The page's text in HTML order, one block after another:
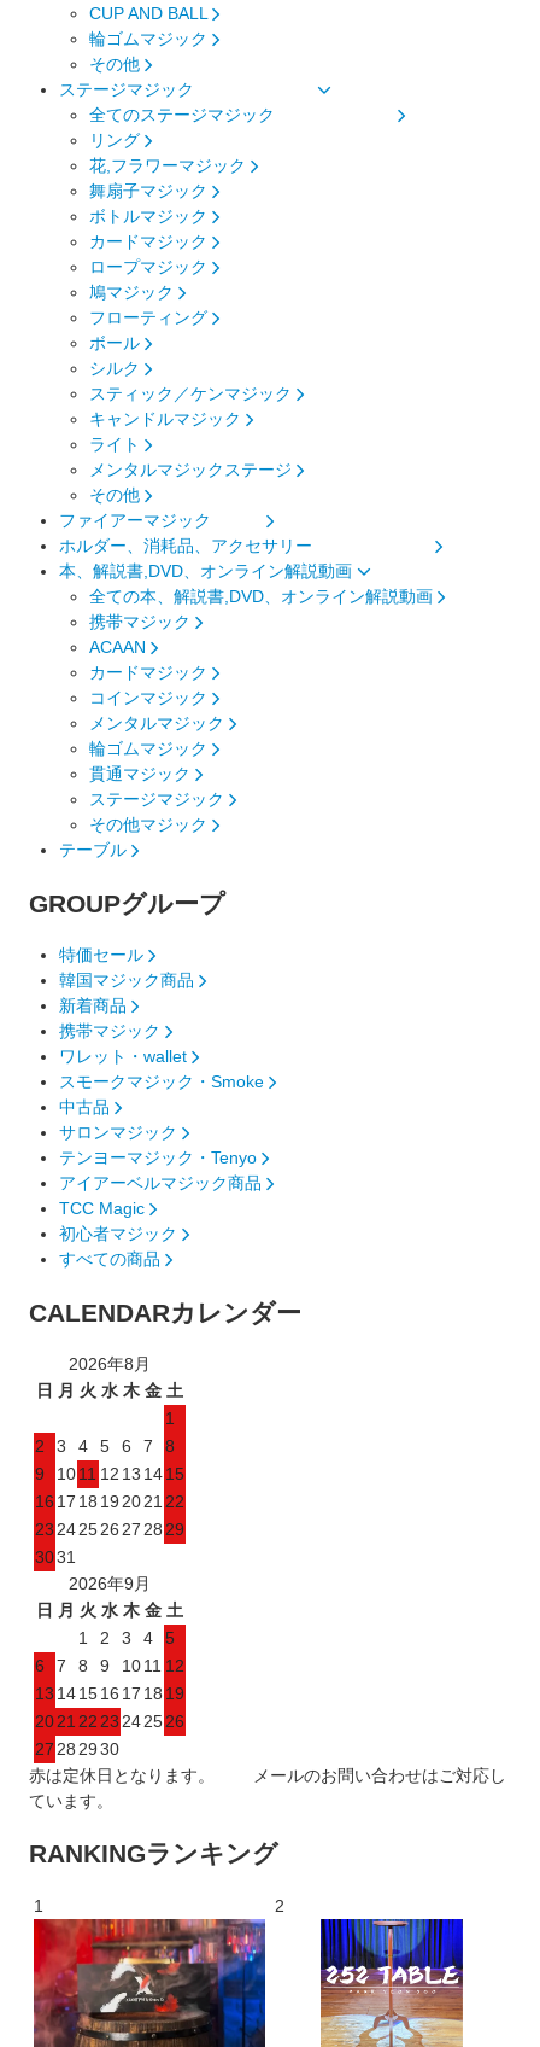
CUP AND BALL
輪ゴムマジック
その他
ステージマジック
全てのステージマジック
リング
花,フラワーマジック
舞扇子マジック
ボトルマジック
カードマジック
ロープマジック
鳩マジック
フローティング
ボール
シルク
スティック／ケンマジック
キャンドルマジック
ライト
メンタルマジックステージ
その他
ファイアーマジック
ホルダー、消耗品、アクセサリー
本、解説書,DVD、オンライン解説動画
全ての本、解説書,DVD、オンライン解説動画
携帯マジック
ACAAN
カードマジック
コインマジック
メンタルマジック
輪ゴムマジック
貫通マジック
ステージマジック
その他マジック
テーブル
GROUPグループ
特価セール
韓国マジック商品
新着商品
携帯マジック
ワレット・wallet
スモークマジック・Smoke
中古品
サロンマジック
テンヨーマジック・Tenyo
アイアーベルマジック商品
TCC Magic
初心者マジック
すべての商品
CALENDARカレンダー
2026年8月
日
月 火 水 木 金 土
1
2
3 4 5 6 7
8
9
1011 12 13 1415
16 17 18 19 2021 22
23 242526 27 28 29
3031
2026年9月
日
月 火 水 木 金 土
1
2 3 4
5
6
7 8 9 1011 12
13 141516 17 18 19
2021 22 23 242526
27 28 2930
赤は定休日となります。 メールのお問い合わせはご対応し
ています。
RANKINGランキング
1 2